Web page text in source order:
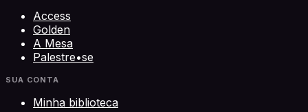
Access
Golden
A Mesa
Palestre•se
SUA CONTA
Minha biblioteca